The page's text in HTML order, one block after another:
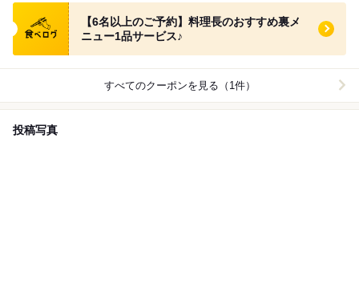
食べログ クーポン
【6名以上のご予約】料理長のおすすめ裏メ
ニュー1品サービス♪
すべてのクーポンを見る（1件）
投稿写真